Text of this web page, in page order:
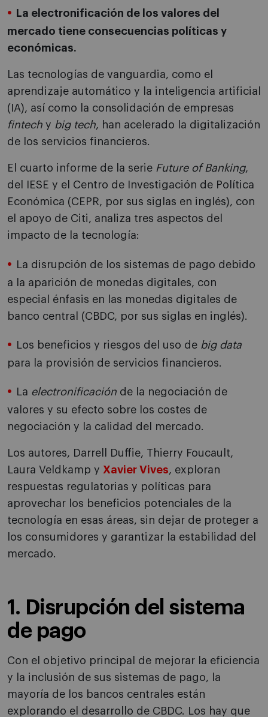
La electronificación de los valores del
mercado tiene consecuencias políticas y
económicas.
Las tecnologías de vanguardia, como el
aprendizaje automático y la inteligencia artificial
(IA), así como la consolidación de empresas
fintech y big tech, han acelerado la digitalización
de los servicios financieros.
El cuarto informe de la serie Future of Banking,
del IESE y el Centro de Investigación de Política
Económica (CEPR, por sus siglas en inglés), con
el apoyo de Citi, analiza tres aspectos del
impacto de la tecnología:
La disrupción de los sistemas de pago debido
a la aparición de monedas digitales, con
especial énfasis en las monedas digitales de
banco central (CBDC, por sus siglas en inglés).
Los beneficios y riesgos del uso de big data
para la provisión de servicios financieros.
La electronificación de la negociación de
valores y su efecto sobre los costes de
negociación y la calidad del mercado.
Los autores, Darrell Duffie, Thierry Foucault,
Laura Veldkamp y Xavier Vives, exploran
respuestas regulatorias y políticas para
aprovechar los beneficios potenciales de la
tecnología en esas áreas, sin dejar de proteger a
los consumidores y garantizar la estabilidad del
mercado.
1. Disrupción del sistema
de pago
Con el objetivo principal de mejorar la eficiencia
y la inclusión de sus sistemas de pago, la
mayoría de los bancos centrales están
explorando el desarrollo de CBDC. Los hay que